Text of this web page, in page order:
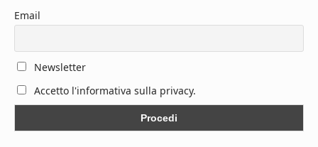
Email
Newsletter
Accetto l'informativa sulla privacy.